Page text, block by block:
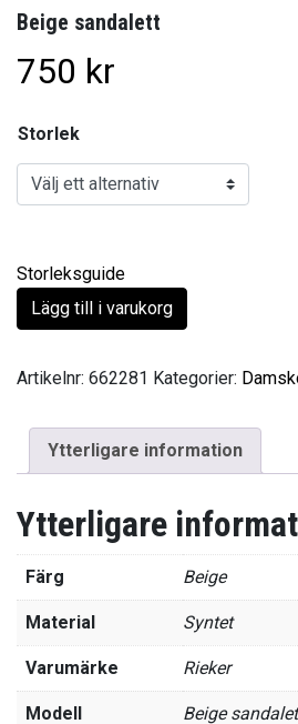
Beige sandalett
750 kr
Storlek
Storleksguide
Lägg till i varukorg
Artikelnr: 662281 Kategorier:
Ytterligare information
Ytterligare
Färg Beige
Material Syntet
Varumärke Rieker
Modell Beige